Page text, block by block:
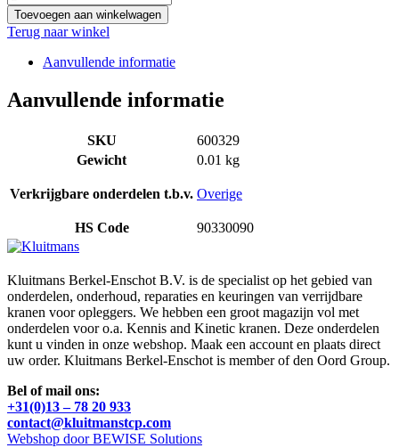
Toevoegen aan winkelwagen
Terug naar winkel
Aanvullende informatie
Aanvullende informatie
SKU
600329
Gewicht
0.01 kg
Verkrijgbare onderdelen t.b.v. Overige
HS Code 90330090
Kluitmans Berkel-Enschot B.V. is de specialist op het gebied van
onderdelen, onderhoud, reparaties en keuringen van verrijdbare
kranen voor opleggers. We hebben een groot magazijn vol met
onderdelen voor o.a. Kennis and Kinetic kranen. Deze onderdelen
kunt u vinden in onze webshop. Maak een account en plaats direct
uw order. Kluitmans Berkel-Enschot is member of den Oord Group.
Bel of mail ons:
+31(0)13 – 78 20 933
contact@kluitmanstcp.com
Webshop door BEWISE Solutions